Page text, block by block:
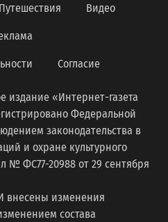
Путешествия Видео
Согласие
издание «Интернет-газета
Федеральной
законодательства в
и охране культурного
№ ФС77-20988 от 29 сентября
внесены изменения
состава